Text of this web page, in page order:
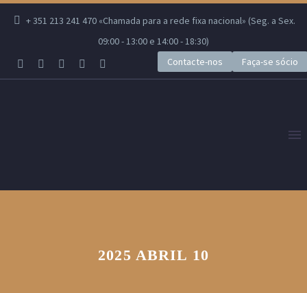
+ 351 213 241 470 «Chamada para a rede fixa nacional» (Seg. a Sex.
09:00 - 13:00 e 14:00 - 18:30)
Contacte-nos
Faça-se sócio
2025 ABRIL 10